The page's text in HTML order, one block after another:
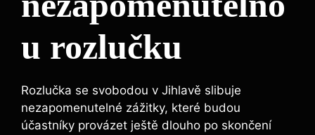
u rozlučku
Rozlučka se svobodou v Jihlavě slibuje
nezapomenutelné zážitky, které budou
účastníky provázet ještě dlouho po skončení